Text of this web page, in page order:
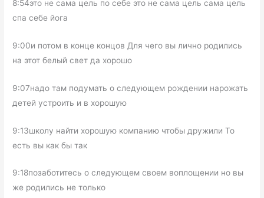
8:54это не сама цель по себе это не сама цель сама цель
спа себе йога
9:00и потом в конце концов Для чего вы лично родились
на этот белый свет да хорошо
9:07надо там подумать о следующем рождении нарожать
детей устроить и в хорошую
9:13школу найти хорошую компанию чтобы дружили То
есть вы как бы так
9:18позаботитесь о следующем своем воплощении но вы
же родились не только